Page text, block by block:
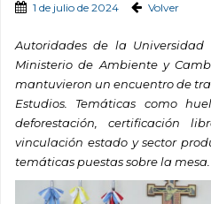
1 de julio de 2024 Volver
Autoridades de la
Ministerio de Ambiente y
mantuvieron un encuentro de
Estudios. Temáticas como
deforestación, certificación
vinculación estado y sector
temáticas puestas sobre la mesa.